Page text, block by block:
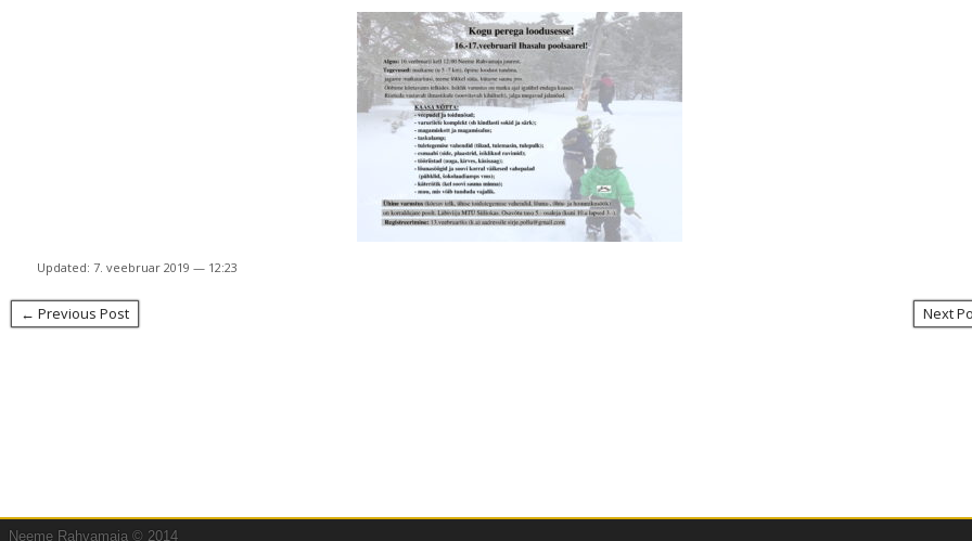
Updated: 7. veebruar 2019 — 12:23
← Previous Post Next
Neeme Rahvamaja © 2014